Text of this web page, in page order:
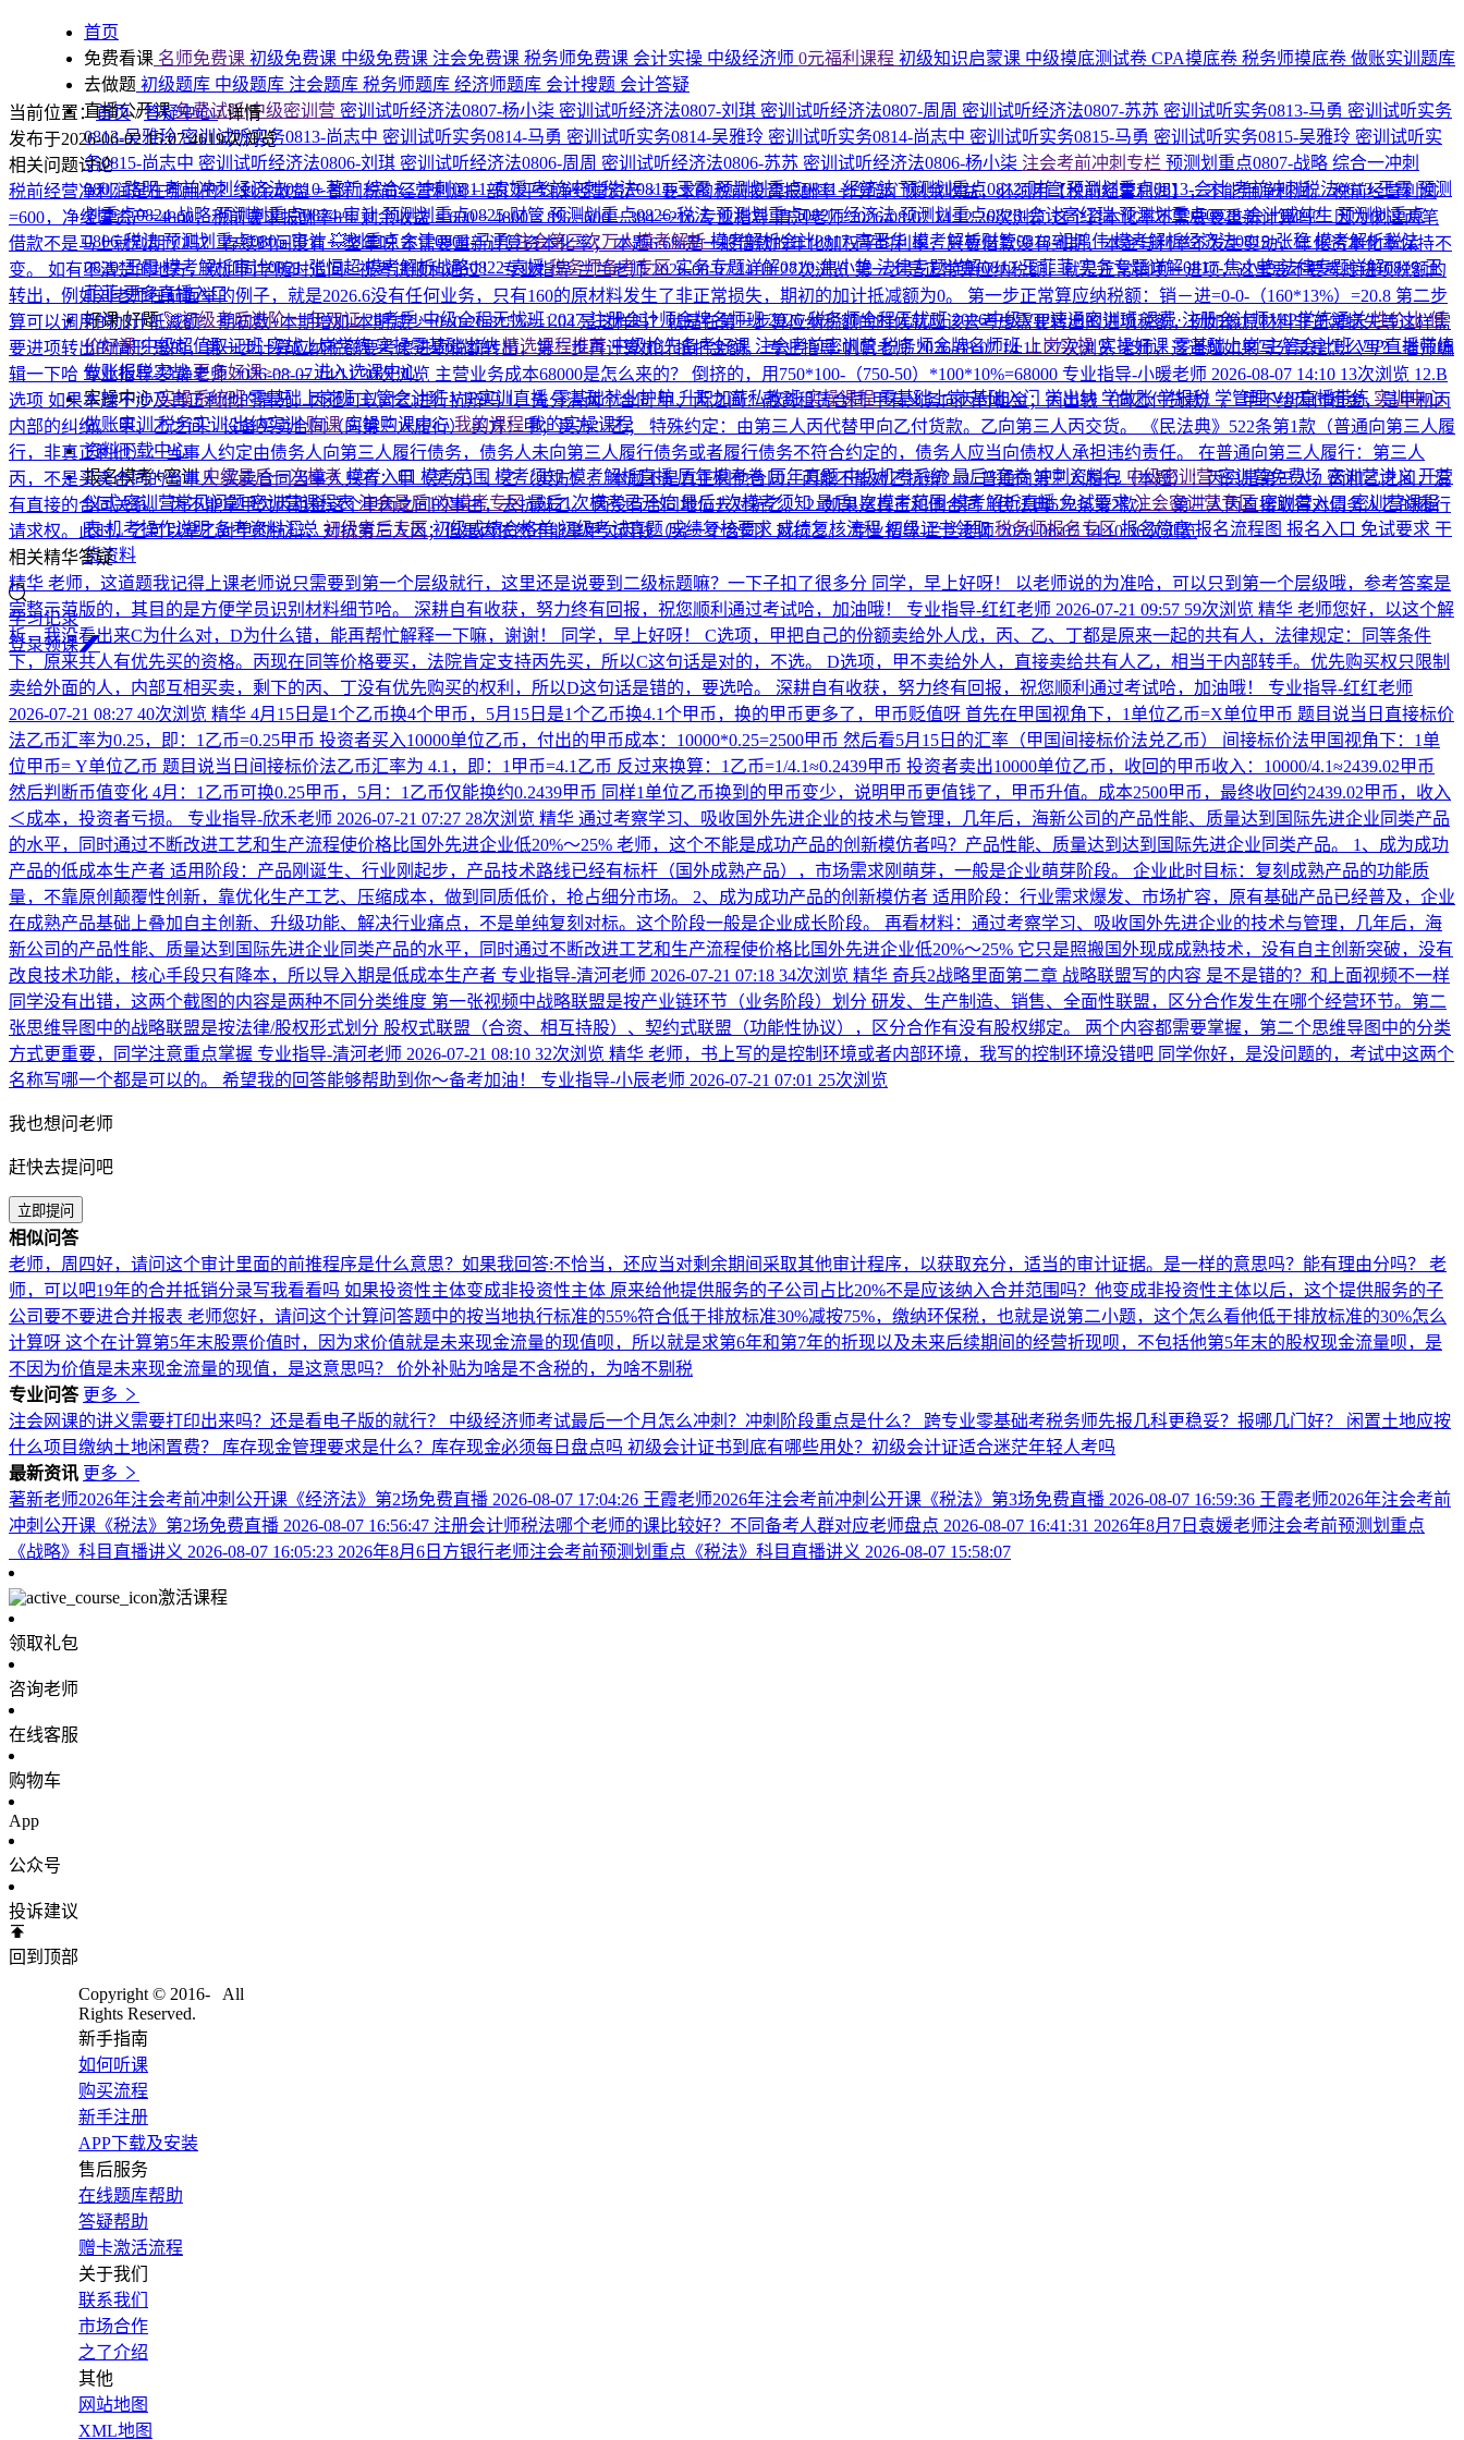
首页
免费看课 名师免费课 初级免费课 中级免费课 注会免费课 税务师免费课 会计实操 中级经济师 0元福利课程 初级知识启蒙课 中级摸底测试卷 CPA摸底卷 税务师摸底卷 做账实训题库
去做题 初级题库 中级题库 注会题库 税务师题库 经济师题库 会计搜题 会计答疑
直播公开课免费试听|中级密训营 密训试听经济法0807-杨小柒 密训试听经济法0807-刘琪 密训试听经济法0807-周周 密训试听经济法0807-苏苏 密训试听实务0813-马勇 密训试听实务
0813-吴雅玲密训试听实务0813-尚志中 密训试听实务0814-马勇 密训试听实务0814-吴雅玲 密训试听实务0814-尚志中 密训试听实务0815-马勇 密训试听实务0815-吴雅玲 密训试听实
务0815-尚志中 密训试听经济法0806-刘琪 密训试听经济法0806-周周 密训试听经济法0806-苏苏 密训试听经济法0806-杨小柒 注会考前冲刺专栏 预测划重点0807-战略 综合一冲刺
0807-路明考前冲刺经济法0810-著新综合二冲刺0811-袁媛考前冲刺税法0811-王霞预测划重点0811-经济法预测划重点0812-财管预测划重点0813-会计考前冲刺税法0813-王霞预测
划重点0824-战略预测划重点0824-审计预测划重点0825-财管预测划重点0826-税法预测划重点0827-经济法预测划重点0828-会计高红瑞预测划重点0828-会计戚纯生预测划重点
0806-税法预测划重点0805-审计💥划重点会计0804-马勇注会第三次万人模考解析模考解析会计0817-高晋华模考解析财管0818-祖鸿伟模考解析经济法0819-张稳模考解析税法
0820-王霞模考解析审计0821-张恒超模考解析战略0822-袁媛税务师备考专区实务专题详解0810-焦小艳法律专题详解0812-王菲菲实务专题详解0817-焦小艳法律专题详解0819-王
菲菲更多直播入口
好课·好题🚀初级考后进阶·一年双证26考季·中级全程无忧班2027·注册会计师金牌名师班2026·税务师全程无忧班2026中级VIP速通密训班退费·注册会计师VIP学练通关性价比·低
价好课中级超值取证班实战上岗学练实操零基础出纳精选课程推荐中级抢先备考好课 注会考前密训营税务师金牌名师班上岗实操实操好课零基础上岗主管会计班VIP直播带练
做账报税实战更多好课>>>→进入选课中心
实操中心实操系统班零基础上岗班主管会计班VIP实训直播零基础就业护航 升职加薪私教班实操课程零基础上岗基础入门 学出纳 学做账学报税 学管理VIP直播带练 实训中心
做账实训税务实训出纳实训购课实操购课中心我的课程我的实操课程
资料下载中心
报名模考+密训中级最后一次模考 模考入口 模考范围 模考须知模考解析直播历年模考卷历年真题中级机考系统最后3套卷冲刺资料包 中级密训营密训营免费场 密训营讲义开营
仪式密训营常见问题密训营课程表注会最后1次模考专区最后1次模考已开始最后1次模考须知最后1次模考范围模考解析直播免试要求注会密训营专区密训营入口密训营课程
表机考操作说明备考资料汇总 初级考后专区初级成绩合格单初级考试真题成绩复核要求 成绩复核流程初级证书领取税务师报名专区报名简章报名流程图 报名入口 免试要求 干
货资料
学习记录
登录领课
当前位置：首页/答疑中心/详情
发布于2026-06-02 15:07:4619次浏览
相关问题讨论
税前经营净利润是在哪用的？剩余收益 = 部门税前经营利润 − 部门平均净经营资产 × 要求的税前投资报酬率 计算部门剩余收益，必须用【税前经营利润】，不能用净利润。 税前经营利润
=600，净经营资产=4800，税前要求报酬率8% 剩余收益 = 600 − 4800 × 8% =600 − 384 =216专业指导-清河老师2026-08-07 14:1226次浏览这个资本化率不需要要重新计算吗？ 因为他这两笔
借款不是马上就到期了吗？ 存续时间没有一整年呀不需要重新计算资本化率； 本题6.6%是一般借款的年化加权平均利率，只要借款没有到期、本金与利率不发生变动，年化资本化率保持不
变。 如有不清楚的地方，欢迎同学随时追问~ 祝考试顺利通过！专业指导-兰兰老师2026-08-07 14:1127次浏览第一步是正常算应纳税额，就是正常销项－进项，这里要不要考虑进项税额的
转出，例如刘老师在前面举的例子，就是2026.6没有任何业务，只有160的原材料发生了非正常损失，期初的加计抵减额为0。 第一步正常算应纳税额：销－进=0-0-（160*13%）=20.8 第二步
算可以调用的加计抵减额：期初数+本期增加-本期减少=0+0-20.8*5%=-1.04 是这样吗？就是在第一步算应纳税额的时候就应该去考虑需要转出的进项税额，例如像原材料非正常损失等这样需
要进项转出的情形是的，第一步计算应纳税额要考虑进项税额转出，第二步再计算加计抵扣金额。专业指导-帆帆老师2026-08-07 14:1127次浏览老师，这道题如果写分录是怎么写？老师编
辑一下哈 专业指导-梦静老师2026-08-07 14:1130次浏览 主营业务成本68000是怎么来的？ 倒挤的，用750*100-（750-50）*100*10%=68000 专业指导-小暖老师 2026-08-07 14:10 13次浏览 12.B
选项 如果本题不涉及真正利他的情况，丙还可以对乙进行抗辩吗1、先分清两个合同 甲、丙之间：融资租赁合同 甲有义务向丙付租金；丙出钱（向乙付货款）。 甲不给丙付租金，是甲和丙
内部的纠纷。 甲、乙之间：设备买卖合同（向第三人履行） 买方：甲；卖方：乙； 特殊约定：由第三人丙代替甲向乙付货款。乙向第三人丙交货。 《民法典》522条第1款（普通向第三人履
行，非真正利他）：当事人约定由债务人向第三人履行债务，债务人未向第三人履行债务或者履行债务不符合约定的，债务人应当向债权人承担违约责任。 在普通向第三人履行：第三人
丙，不是买卖合同的当事人 买卖合同当事人只有：甲（买方）、乙（卖方）。 本题不是真正利他合同，丙能不能对乙抗辩？ 1. 普通向第三人履行（本题）：丙只是第三人，丙和乙之间，没
有直接的合同关系。 丙不能拿甲欠丙租金这个甲丙之间的事由，去抗辩乙。 丙没有合同地位去对抗乙。 2. 如果是真正利他合同（民法典522条第2款）：第三人丙直接取得对债务人乙的履行
请求权。此时，乙可以拿乙对甲的抗辩，对抗第三人丙；但是丙依然不能拿甲欠丙钱（另一个合同）对抗乙。专业指导-兰兰老师2026-08-07 14:1036次浏览
相关精华答疑
精华 老师，这道题我记得上课老师说只需要到第一个层级就行，这里还是说要到二级标题嘛？一下子扣了很多分 同学，早上好呀！ 以老师说的为准哈，可以只到第一个层级哦，参考答案是
完整示范版的，其目的是方便学员识别材料细节哈。 深耕自有收获，努力终有回报，祝您顺利通过考试哈，加油哦！
专业指导-红红老师 2026-07-21 09:57 59次浏览 精华 老师您好，以这个解
析，我没看出来C为什么对，D为什么错，能再帮忙解释一下嘛，谢谢！
同学，早上好呀！ C选项，甲把自己的份额卖给外人戊，丙、乙、丁都是原来一起的共有人，法律规定：同等条件
下，原来共人有优先买的资格。丙现在同等价格要买，法院肯定支持丙先买，所以C这句话是对的，不选。 D选项，甲不卖给外人，直接卖给共有人乙，相当于内部转手。优先购买权只限制
卖给外面的人，内部互相买卖，剩下的丙、丁没有优先购买的权利，所以D这句话是错的，要选哈。 深耕自有收获，努力终有回报，祝您顺利通过考试哈，加油哦！
专业指导-红红老师
2026-07-21 08:27 40次浏览 精华 4月15日是1个乙币换4个甲币，5月15日是1个乙币换4.1个甲币，换的甲币更多了，甲币贬值呀 首先在甲国视角下，1单位乙币=X单位甲币 题目说当日直接标价
法乙币汇率为0.25，即：1乙币=0.25甲币 投资者买入10000单位乙币，付出的甲币成本：10000*0.25=2500甲币 然后看5月15日的汇率（甲国间接标价法兑乙币） 间接标价法甲国视角下：1单
位甲币= Y单位乙币 题目说当日间接标价法乙币汇率为 4.1，即：1甲币=4.1乙币 反过来换算：1乙币=1/4.1≈0.2439甲币 投资者卖出10000单位乙币，收回的甲币收入：10000/4.1≈2439.02甲币
然后判断币值变化 4月：1乙币可换0.25甲币，5月：1乙币仅能换约0.2439甲币 同样1单位乙币换到的甲币变少，说明甲币更值钱了，甲币升值。成本2500甲币，最终收回约2439.02甲币，收入
＜成本，投资者亏损。
专业指导-欣禾老师 2026-07-21 07:27 28次浏览 精华 通过考察学习、吸收国外先进企业的技术与管理，几年后，海新公司的产品性能、质量达到国际先进企业同类产品
的水平，同时通过不断改进工艺和生产流程使价格比国外先进企业低20%～25% 老师，这个不能是成功产品的创新模仿者吗？产品性能、质量达到达到国际先进企业同类产品。 1、成为成功
产品的低成本生产者 适用阶段：产品刚诞生、行业刚起步，产品技术路线已经有标杆（国外成熟产品），市场需求刚萌芽，一般是企业萌芽阶段。 企业此时目标：复刻成熟产品的功能质
量，不靠原创颠覆性创新，靠优化生产工艺、压缩成本，做到同质低价，抢占细分市场。 2、成为成功产品的创新模仿者 适用阶段：行业需求爆发、市场扩容，原有基础产品已经普及，企业
在成熟产品基础上叠加自主创新、升级功能、解决行业痛点，不是单纯复刻对标。这个阶段一般是企业成长阶段。 再看材料：通过考察学习、吸收国外先进企业的技术与管理，几年后，海
新公司的产品性能、质量达到国际先进企业同类产品的水平，同时通过不断改进工艺和生产流程使价格比国外先进企业低20%～25% 它只是照搬国外现成成熟技术，没有自主创新突破，没有
改良技术功能，核心手段只有降本，所以导入期是低成本生产者 专业指导-清河老师 2026-07-21 07:18 34次浏览 精华 奇兵2战略里面第二章 战略联盟写的内容 是不是错的？和上面视频不一样
同学没有出错，这两个截图的内容是两种不同分类维度 第一张视频中战略联盟是按产业链环节（业务阶段）划分 研发、生产制造、销售、全面性联盟，区分合作发生在哪个经营环节。 ​ 第二
张思维导图中的战略联盟是按法律/股权形式划分 股权式联盟（合资、相互持股）、契约式联盟（功能性协议），区分合作有没有股权绑定。 两个内容都需要掌握，第二个思维导图中的分类
方式更重要，同学注意重点掌握 专业指导-清河老师 2026-07-21 08:10 32次浏览 精华 老师，书上写的是控制环境或者内部环境，我写的控制环境没错吧 同学你好，是没问题的，考试中这两个
名称写哪一个都是可以的。 希望我的回答能够帮助到你～备考加油！
专业指导-小辰老师 2026-07-21 07:01 25次浏览
我也想问老师
赶快去提问吧
立即提问
相似问答
老师，周四好，请问这个审计里面的前推程序是什么意思？如果我回答:不恰当，还应当对剩余期间采取其他审计程序，以获取充分，适当的审计证据。是一样的意思吗？能有理由分吗？ 老
师，可以吧19年的合并抵销分录写我看看吗 如果投资性主体变成非投资性主体 原来给他提供服务的子公司占比20%不是应该纳入合并范围吗？他变成非投资性主体以后，这个提供服务的子
公司要不要进合并报表 老师您好，请问这个计算问答题中的按当地执行标准的55%符合低于排放标准30%减按75%，缴纳环保税，也就是说第二小题，这个怎么看他低于排放标准的30%怎么
计算呀 这个在计算第5年末股票价值时，因为求价值就是未来现金流量的现值呗，所以就是求第6年和第7年的折现以及未来后续期间的经营折现呗，不包括他第5年末的股权现金流量呗，是
不因为价值是未来现金流量的现值，是这意思吗？ 价外补贴为啥是不含税的，为啥不剔税
专业问答 更多
注会网课的讲义需要打印出来吗？还是看电子版的就行？ 中级经济师考试最后一个月怎么冲刺？冲刺阶段重点是什么？ 跨专业零基础考税务师先报几科更稳妥？报哪几门好？ 闲置土地应按
什么项目缴纳土地闲置费？ 库存现金管理要求是什么？库存现金必须每日盘点吗 初级会计证书到底有哪些用处？初级会计证适合迷茫年轻人考吗
最新资讯 更多
著新老师2026年注会考前冲刺公开课《经济法》第2场免费直播 2026-08-07 17:04:26 王霞老师2026年注会考前冲刺公开课《税法》第3场免费直播 2026-08-07 16:59:36 王霞老师2026年注会考前
冲刺公开课《税法》第2场免费直播 2026-08-07 16:56:47 注册会计师税法哪个老师的课比较好？不同备考人群对应老师盘点 2026-08-07 16:41:31 2026年8月7日袁媛老师注会考前预测划重点
《战略》科目直播讲义 2026-08-07 16:05:23 2026年8月6日方银行老师注会考前预测划重点《税法》科目直播讲义 2026-08-07 15:58:07
激活课程
领取礼包
咨询老师
在线客服
购物车
App
公众号
投诉建议
回到顶部
Copyright © 2016-
All
Rights Reserved.
新手指南
如何听课
购买流程
新手注册
APP下载及安装
售后服务
在线题库帮助
答疑帮助
赠卡激活流程
关于我们
联系我们
市场合作
之了介绍
其他
网站地图
XML地图